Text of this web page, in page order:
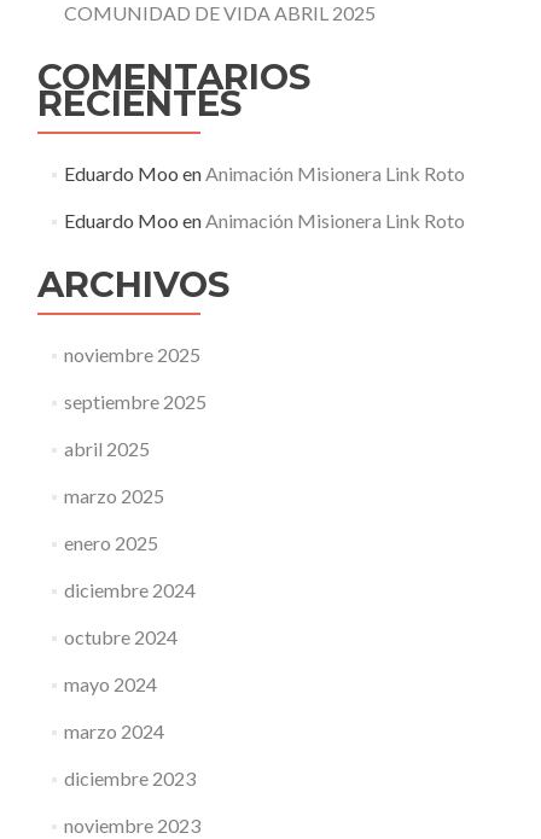
COMUNIDAD DE VIDA ABRIL 2025
COMENTARIOS
RECIENTES
Eduardo Moo enAnimación Misionera Link Roto
Eduardo Moo enAnimación Misionera Link Roto
ARCHIVOS
noviembre 2025
septiembre 2025
abril 2025
marzo 2025
enero 2025
diciembre 2024
octubre 2024
mayo 2024
marzo 2024
diciembre 2023
noviembre 2023